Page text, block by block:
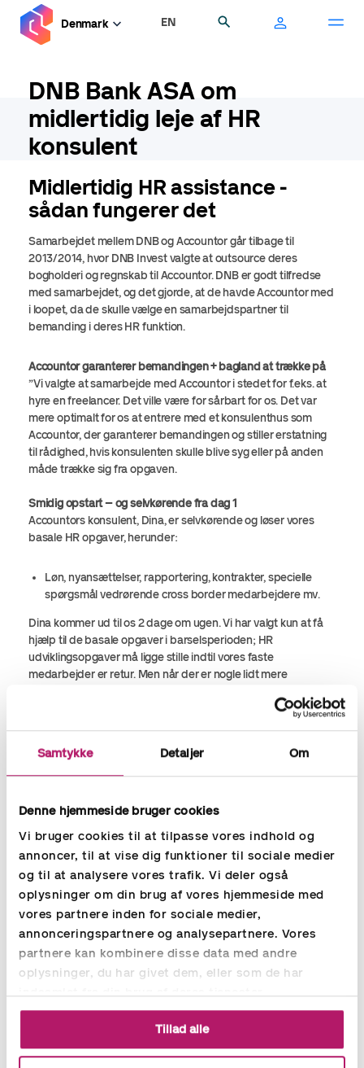
Samtykke Detaljer Om
Denne hjemmeside bruger cookies
Vi bruger cookies til at tilpasse vores indhold og
annoncer, til at vise dig funktioner til sociale medier
og til at analysere vores trafik. Vi deler også
oplysninger om din brug af vores hjemmeside med
vores partnere inden for sociale medier,
annonceringspartnere og analysepartnere. Vores
partnere kan kombinere disse data med andre
oplysninger, du har givet dem, eller som de har
indsamlet fra din brug af deres tjenester.
Tillad alle
hovedindhold
Denmark EN
DNB Bank ASA om
midlertidig leje af HR
konsulent
Midlertidig HR assistance -
sådan fungerer det
Samarbejdet mellem DNB og Accountor går tilbage til
2013/2014, hvor DNB Invest valgte at outsource deres
bogholderi og regnskab til Accountor. DNB er godt tilfredse
med samarbejdet, og det gjorde, at de havde Accountor med
i loopet, da de skulle vælge en samarbejdspartner til
bemanding i deres HR funktion.
Accountor garanterer bemandingen + bagland at trække på
”Vi valgte at samarbejde med Accountor i stedet for f.eks. at
hyre en freelancer. Det ville være for sårbart for os. Det var
mere optimalt for os at entrere med et konsulenthus som
Accountor, der garanterer bemandingen og stiller erstatning
til rådighed, hvis konsulenten skulle blive syg eller på anden
måde trække sig fra opgaven.
Smidig opstart – og selvkørende fra dag 1
Accountors konsulent, Dina, er selvkørende og løser vores
basale HR opgaver, herunder:
Løn, nyansættelser, rapportering, kontrakter, specielle
spørgsmål vedrørende cross border medarbejdere mv.
Dina kommer ud til os 2 dage om ugen. Vi har valgt kun at få
hjælp til de basale opgaver i barselsperioden; HR
udviklingsopgaver må ligge stille indtil vores faste
medarbejder er retur. Men når der er nogle lidt mere
andre juriske problemstillinger, så kan Dina trække på sit
indstilling og personlighed – faktisk vægtede det personlige
højest i denne stilling. Vi er en lille organisation, og det er
derfor vigtigt at have et åbent sind og være klar på at lave
forskellige opgaver. Accountors konsulent er selvkørende og
passer godt i vores organisation, så det fungerer
upåklageligt. ”